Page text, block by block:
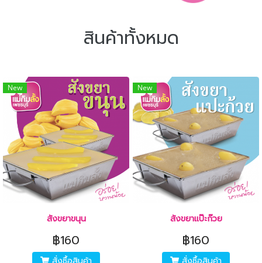
สินค้าทั้งหมด
New
สังขยาขนุน
฿160
New
สังขยาแป๊ะก๊วย
฿160